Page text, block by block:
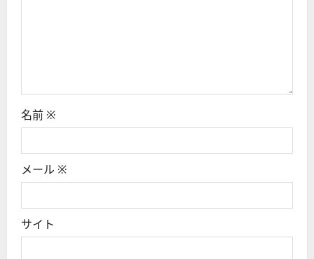
名前 ※
メール ※
サイト